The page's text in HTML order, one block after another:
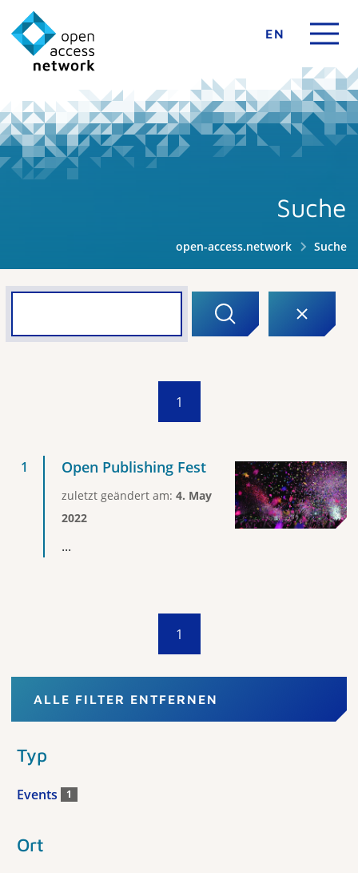
EN
Suche
open-access.network Suche
1
Open Publishing Fest
zuletzt geändert am: 4. May
2022
...
1
ALLE FILTER ENTFERNEN
Typ
Events 1
Ort